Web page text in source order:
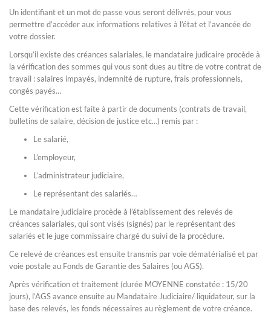
Un identifiant et un mot de passe vous seront délivrés, pour vous
permettre d’accéder aux informations relatives à l’état et l’avancée de
votre dossier.
Lorsqu’il existe des créances salariales, le mandataire judicaire procède à
la vérification des sommes qui vous sont dues au titre de votre contrat de
travail : salaires impayés, indemnité de rupture, frais professionnels,
congés payés…
Cette vérification est faite à partir de documents (contrats de travail,
bulletins de salaire, décision de justice etc…) remis par :
Le salarié,
L’employeur,
L’administrateur judiciaire,
Le représentant des salariés…
Le mandataire judiciaire procède à l’établissement des relevés de
créances salariales, qui sont visés (signés) par le représentant des
salariés et le juge commissaire chargé du suivi de la procédure.
Ce relevé de créances est ensuite transmis par voie dématérialisé et par
voie postale au Fonds de Garantie des Salaires (ou AGS).
Après vérification et traitement (durée MOYENNE constatée : 15/20
jours), l’AGS avance ensuite au Mandataire Judiciaire/ liquidateur, sur la
base des relevés, les fonds nécessaires au règlement de votre créance.